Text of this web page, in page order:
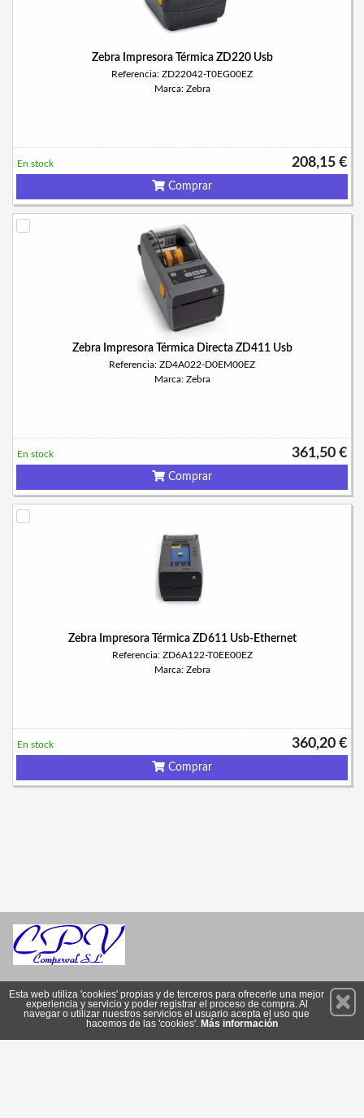
Zebra Impresora Térmica ZD220 Usb
Referencia: ZD22042-T0EG00EZ
Marca: Zebra
208,15 €
En stock
Comprar
Zebra Impresora Térmica Directa ZD411 Usb
Referencia: ZD4A022-D0EM00EZ
Marca: Zebra
361,50 €
En stock
Comprar
Zebra Impresora Térmica ZD611 Usb-Ethernet
Referencia: ZD6A122-T0EE00EZ
Marca: Zebra
360,20 €
En stock
Comprar
Suscríbete
Esta web utiliza 'cookies' propias y de terceros para ofrecerle una mejor
experiencia y servicio y poder registrar el proceso de compra. Al
navegar o utilizar nuestros servicios el usuario acepta el uso que
hacemos de las 'cookies'. Más información